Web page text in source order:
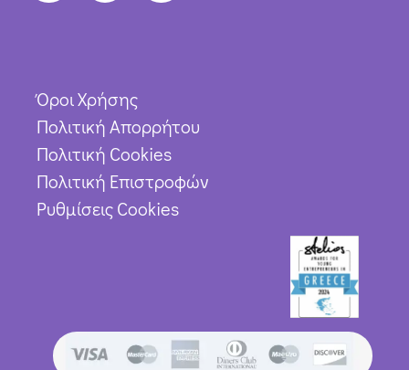
Όροι Χρήσης
Πολιτική Απορρήτου
Πολιτική Cookies
Πολιτική Επιστροφών
Ρυθμίσεις Cookies